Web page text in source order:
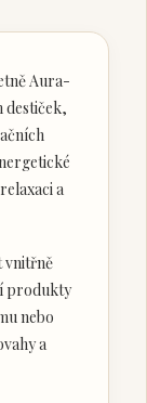
Aura-
destiček,
a
vnitřně
produkty
nebo
a